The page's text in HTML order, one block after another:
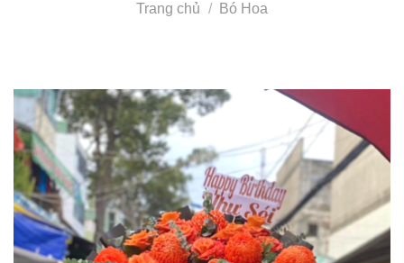
Trang chủ / Bó Hoa